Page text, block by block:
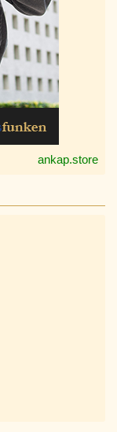
ankap.store